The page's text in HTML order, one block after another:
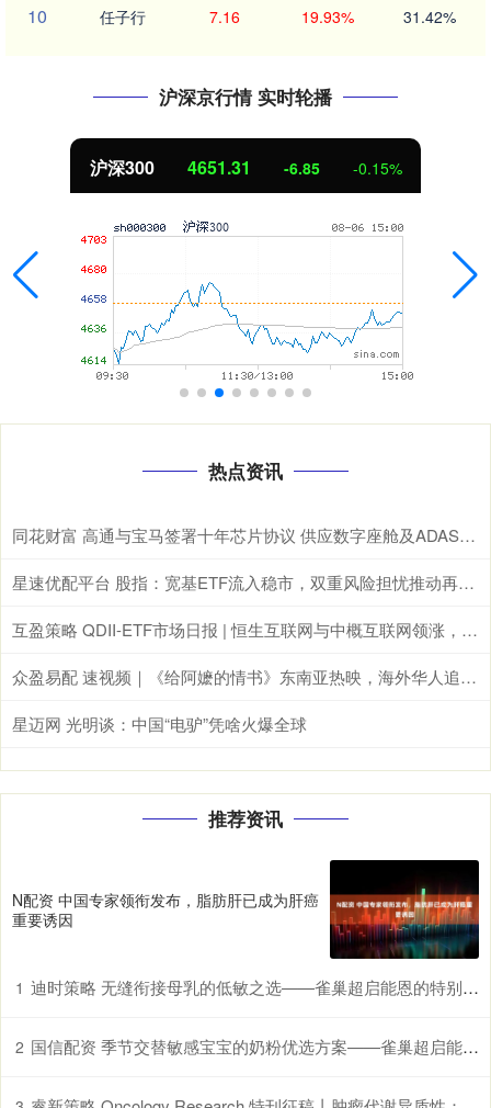
10 任子行 7.16 19.93% 31.42%
沪深京行情 实时轮播
北证50 1122.88 0.30%
热点资讯
同花财富 高通与宝马签署十年芯片协议 供应数字座舱及ADAS计算芯片
星速优配平台 股指：宽基ETF流入稳市，双重风险担忧推动再平衡
互盈策略 QDII-ETF市场日报 | 恒生互联网与中概互联网领涨，德国与日经ETF重挫
众盈易配 速视频｜《给阿嬷的情书》东南亚热映，海外华人追寻乡土情怀
星迈网 光明谈：中国“电驴”凭啥火爆全球
推荐资讯
N配资 中国专家领衔发布，脂肪肝已成为肝癌
重要诱因
1 迪时策略 无缝衔接母乳的低敏之选——雀巢超启能恩的特别优势
2 国信配资 季节交替敏感宝宝的奶粉优选方案——雀巢超启能恩，守护脆弱肠胃